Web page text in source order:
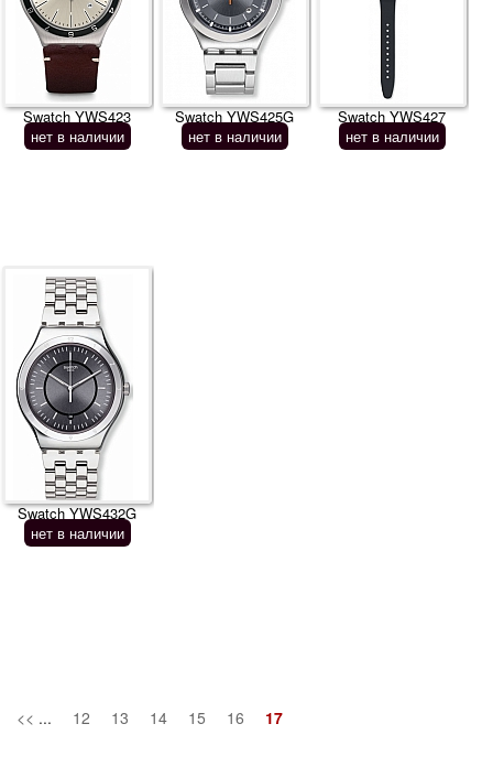
Swatch YWS423
нет в наличии
Swatch YWS425G
нет в наличии
Swatch YWS427
нет в наличии
Swatch YWS432G
нет в наличии
<< ... 12 13 14 15 16 17